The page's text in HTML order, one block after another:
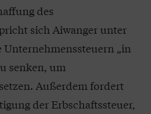
des
sich Aiwanger unter
„in
senken, um
Außerdem fordert
der Erbschaftssteuer,